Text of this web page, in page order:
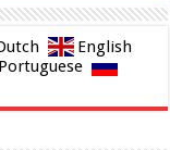
English
Portuguese